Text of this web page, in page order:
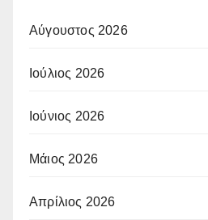
Αύγουστος 2026
Ιούλιος 2026
Ιούνιος 2026
Μάιος 2026
Απρίλιος 2026